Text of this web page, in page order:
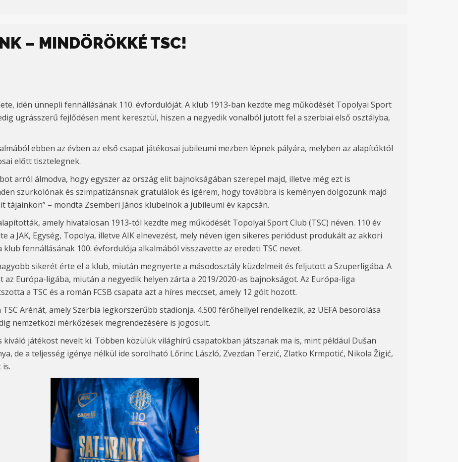
– MINDÖRÖKKÉ TSC!
idén ünnepli fennállásának 110. évfordulóját. A klub 1913-ban kezdte meg működését Topolyai Sport
ugrásszerű fejlődésen ment keresztül, hiszen a negyedik vonalból jutott fel a szerbiai első osztályba,
ebben az évben az első csapat játékosai jubileumi mezben lépnek pályára, melyben az alapítóktól
előtt tisztelegnek.
arról álmodva, hogy egyszer az ország elit bajnokságában szerepel majd, illetve még ezt is
szurkolónak és szimpatizánsnak gratulálok és ígérem, hogy továbbra is keményen dolgozunk majd
– mondta Zsemberi János klubelnök a jubileumi év kapcsán.
amely hivatalosan 1913-tól kezdte meg működését Topolyai Sport Club (TSC) néven. 110 év
a JAK, Egység, Topolya, illetve AIK elnevezést, mely néven igen sikeres periódust produkált az akkori
fennállásának 100. évfordulója alkalmából visszavette az eredeti TSC nevet.
sikerét érte el a klub, miután megnyerte a másodosztály küzdelmeit és feljutott a Szuperligába. A
az Európa-ligába, miután a negyedik helyen zárta a 2019/2020-as bajnokságot. Az Európa-liga
a TSC és a román FCSB csapata azt a híres meccset, amely 12 gólt hozott.
Arénát, amely Szerbia legkorszerűbb stadionja. 4.500 férőhellyel rendelkezik, az UEFA besorolása
nemzetközi mérkőzések megrendezésére is jogosult.
játékost nevelt ki. Többen közülük világhírű csapatokban játszanak ma is, mint például Dušan
de a teljesség igénye nélkül ide sorolható Lőrinc László, Zvezdan Terzić, Zlatko Krmpotić, Nikola Žigić,